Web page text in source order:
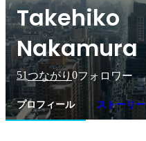
Takehiko
Nakamura
51つながり 0フォロワー
プロフィール ストーリー